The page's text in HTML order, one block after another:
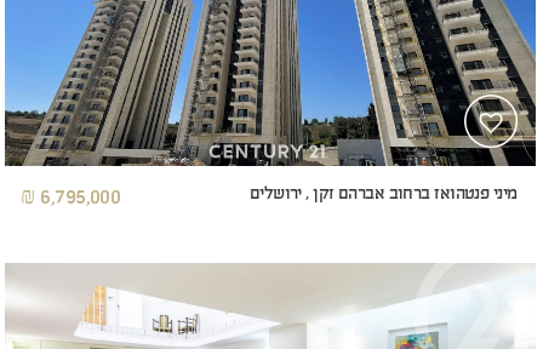
מיני פנטהואז ברחוב אברהם זקן , ירושלים 6,795,000 ₪